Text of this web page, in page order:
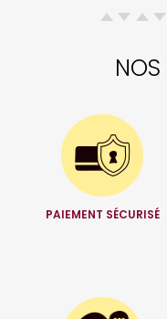
NOS
PAIEMENT SÉCURISÉ